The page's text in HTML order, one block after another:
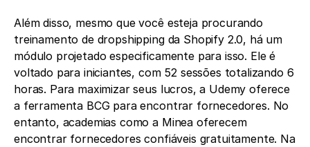
Além disso, mesmo que você esteja procurando
treinamento de dropshipping da Shopify 2.0, há um
módulo projetado especificamente para isso. Ele é
voltado para iniciantes, com 52 sessões totalizando 6
horas. Para maximizar seus lucros, a Udemy oferece
a ferramenta BCG para encontrar fornecedores. No
entanto, academias como a Minea oferecem
encontrar fornecedores confiáveis gratuitamente. Na